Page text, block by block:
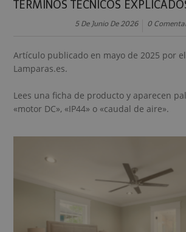
TÉRMINOS TÉCNICOS
5 De Junio De 2026 0
Artículo publicado en mayo de 2025 por
Lamparas.es.
Lees una ficha de producto y aparecen
«motor DC», «IP44» o «caudal de aire».